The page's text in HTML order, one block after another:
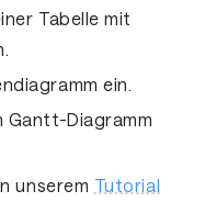
Tabelle mit
ein.
Gantt-Diagramm
unserem Tutorial